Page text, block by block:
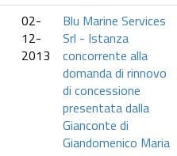
02-
12-
2013
Blu Marine Services
Srl - Istanza
concorrente alla
domanda di rinnovo
di concessione
presentata dalla
Gianconte di
Giandomenico Maria